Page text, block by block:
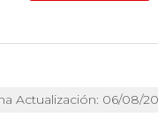
Actualización: 06/08/